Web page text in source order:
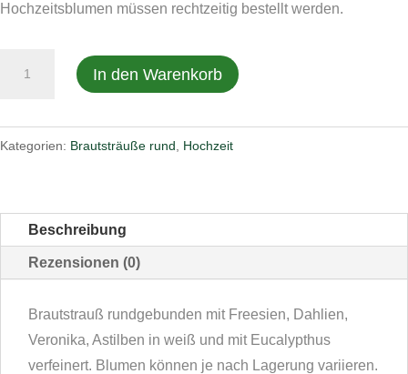
Hochzeitsblumen müssen rechtzeitig bestellt werden.
In den Warenkorb
Kategorien: Brautsträuße rund Hochzeit
Beschreibung
Rezensionen (0)
Brautstrauß rundgebunden mit Freesien, Dahlien,
Veronika, Astilben in weiß und mit Eucalypthus
verfeinert. Blumen können je nach Lagerung variieren.